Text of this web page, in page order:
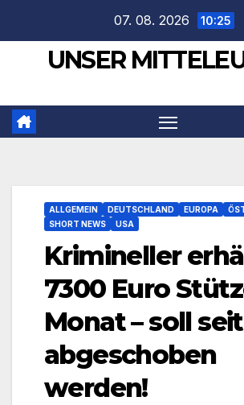
springen
07. 08. 2026 10:25
UNSER
ALLGEMEIN DEUTSCHLAND EUROPA
SHORT NEWS
USA
Krimineller
7300 Euro
Monat – soll
abgeschoben
werden!